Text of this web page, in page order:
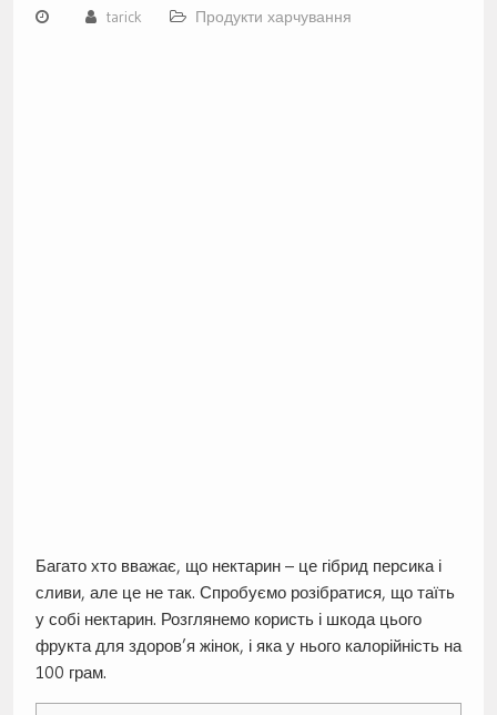
tarick Продукти харчування
Багато хто вважає, що нектарин – це гібрид персика і
сливи, але це не так. Спробуємо розібратися, що таїть
у собі нектарин. Розглянемо користь і шкода цього
фрукта для здоров’я жінок, і яка у нього калорійність на
100 грам.